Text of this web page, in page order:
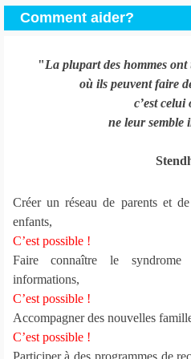
Comment aider?
"La plupart des hommes
où ils peuvent faire
c’est celui
ne leur semble
Créer un réseau de parents et
enfants,
C’est possible !
Faire connaître le
informations,
C’est possible !
Accompagner des nouvelles
C’est possible !
Participer à des programmes de